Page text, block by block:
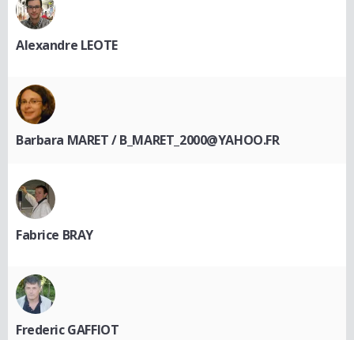
Alexandre LEOTE
Barbara MARET / B_MARET_2000@YAHOO.FR
Fabrice BRAY
Frederic GAFFIOT